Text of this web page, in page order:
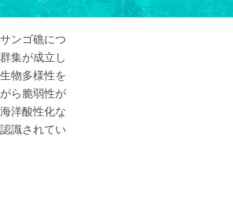
ンゴ礁につ
集が成立し
物多様性を
ら脆弱性が
洋酸性化な
識されてい